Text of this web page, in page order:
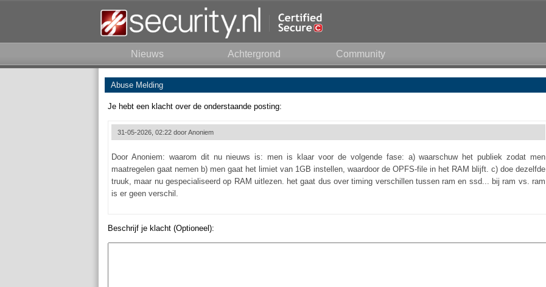
Nieuws Achtergrond Community
Abuse Melding
Je hebt een klacht over de onderstaande posting:
31-05-2026, 02:22 doorAnoniem
Door Anoniem: waarom dit nu nieuws is: men is klaar voor de volgende fase: a) waarschuw het publiek zodat men
maatregelen gaat nemen b) men gaat het limiet van 1GB instellen, waardoor de OPFS-file in het RAM blijft. c) doe dezelfde
truuk, maar nu gespecialiseerd op RAM uitlezen. het gaat dus over timing verschillen tussen ram en ssd... bij ram vs. ram
is er geen verschil.
Beschrijf je klacht (Optioneel):